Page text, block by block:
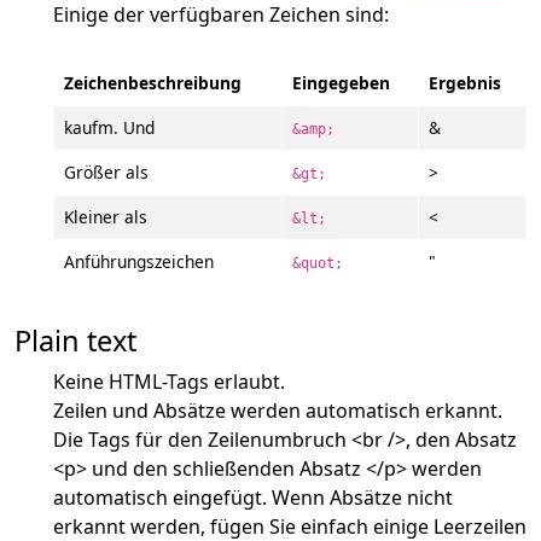
Einige der verfügbaren Zeichen sind:
Zeichenbeschreibung Eingegeben
Ergebnis
kaufm. Und
&amp;
&
Größer als
&gt;
>
Kleiner als
&lt;
<
Anführungszeichen
&quot; "
Plain text
Keine HTML-Tags erlaubt.
Zeilen und Absätze werden automatisch erkannt.
Die Tags für den Zeilenumbruch <br />, den Absatz
<p> und den schließenden Absatz </p> werden
automatisch eingefügt. Wenn Absätze nicht
erkannt werden, fügen Sie einfach einige Leerzeilen